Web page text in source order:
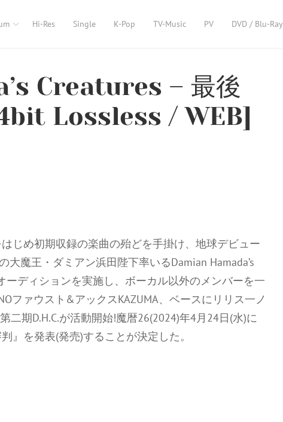
Hi-Res Single K-Pop TV-Music PV DVD / Blu-Ray
Creatures – 最後
Lossless / WEB]
じめ初期収録の楽曲の殆どを手掛け、地球デビュー
魔王・ダミアン浜田陛下率いるDamian Hamada’s
ーディションを実施し、ボーカル以外のメンバーを一
ファウスト&アックスKAZUMA、ベースにリリス一ノ
二期D.H.C.が活動開始!魔暦26(2024)年4月24日(水)に
』を発表(発売)することが決定した。